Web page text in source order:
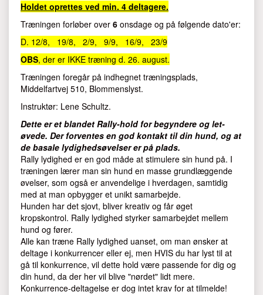
Holdet oprettes ved min. 4 deltagere.
Træningen forløber over 6 onsdage og på følgende dato'er:
D. 12/8, 19/8, 2/9, 9/9, 16/9, 23/9
OBS, der er IKKE træning d. 26. august.
Træningen foregår på indhegnet træningsplads,
Middelfartvej 510, Blommenslyst.
Instruktør: Lene Schultz.
Dette er et blandet Rally-hold for begyndere og let-
øvede. Der forventes en god kontakt til din hund, og at
de basale lydighedsøvelser er på plads.
Rally lydighed er en god måde at stimulere sin hund på. I
træningen lærer man sin hund en masse grundlæggende
øvelser, som også er anvendelige i hverdagen, samtidig
med at man opbygger et unikt samarbejde.
Hunden har det sjovt, bliver kreativ og får øget
kropskontrol. Rally lydighed styrker samarbejdet mellem
hund og fører.
Alle kan træne Rally lydighed uanset, om man ønsker at
deltage i konkurrencer eller ej, men HVIS du har lyst til at
gå til konkurrence, vil dette hold være passende for dig og
din hund, da der her vil blive "nørdet" lidt mere.
Konkurrence-deltagelse er dog intet krav for at tilmelde!